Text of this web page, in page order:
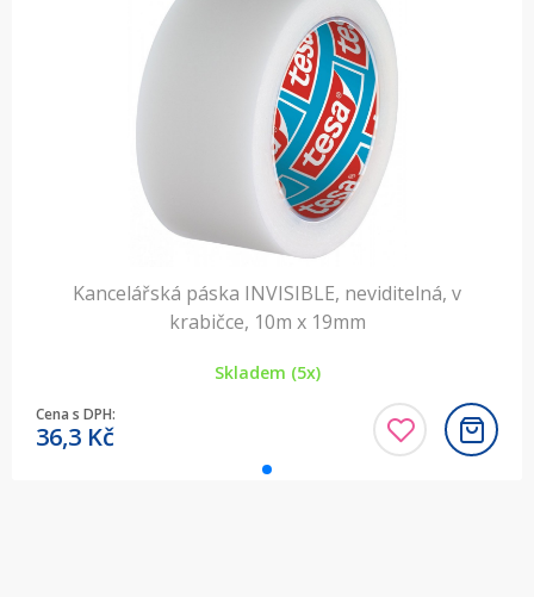
Kancelářská páska INVISIBLE, neviditelná, v
krabičce, 10m x 19mm
Skladem (5x)
Cena s DPH:
36,3 Kč